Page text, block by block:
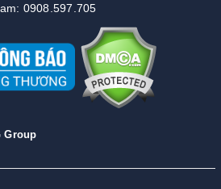
0908.597.705
Group